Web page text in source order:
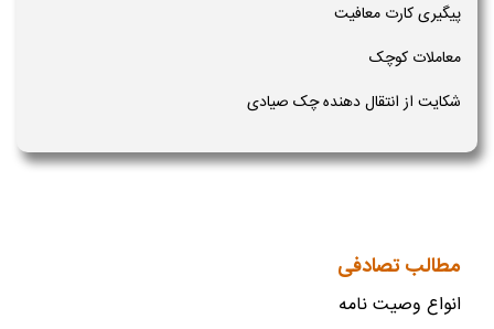
پیگیری کارت معافیت
معاملات کوچک
شکایت از انتقال دهنده چک صیادی
مطالب تصادفی
انواع وصیت نامه